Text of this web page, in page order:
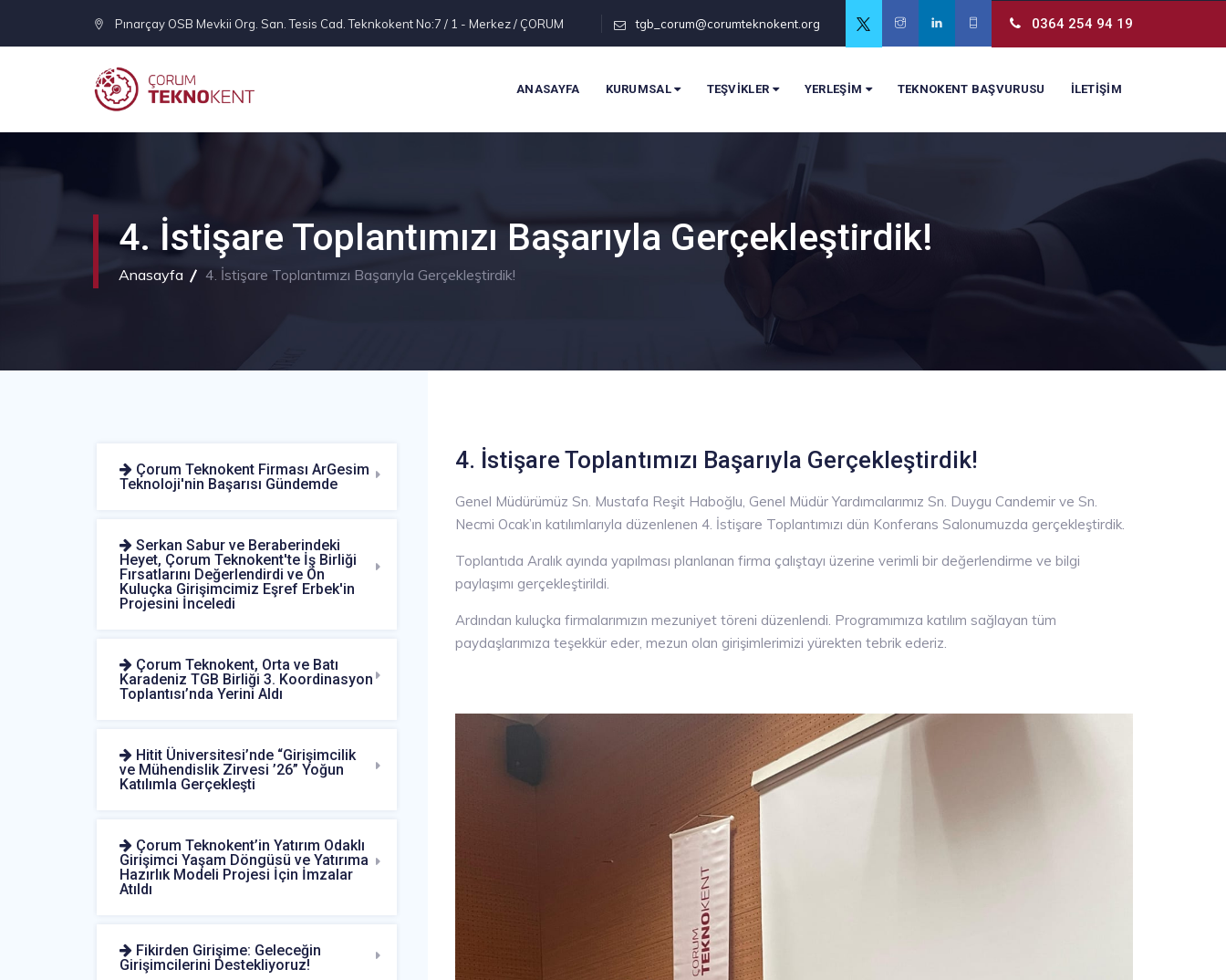
Pınarçay OSB Mevkii Org. San. Tesis Cad. Teknkokent No:7 / 1 - Merkez / ÇORUM tgb_corum@corumteknokent.org 0364 254 94 19
ANASAYFA KURUMSAL TEŞVİKLER YERLEŞİM TEKNOKENT BAŞVURUSU İLETİŞİM
4. İstişare Toplantımızı Başarıyla Gerçekleştirdik!
Anasayfa 4. İstişare Toplantımızı Başarıyla Gerçekleştirdik!
Çorum Teknokent Firması ArGesim
Teknoloji'nin Başarısı Gündemde
Serkan Sabur ve Beraberindeki
Heyet, Çorum Teknokent'te İş Birliği
Fırsatlarını Değerlendirdi ve Ön
Kuluçka Girişimcimiz Eşref Erbek'in
Projesini İnceledi
Çorum Teknokent, Orta ve Batı
Karadeniz TGB Birliği 3. Koordinasyon
Toplantısı’nda Yerini Aldı
Hitit Üniversitesi’nde “Girişimcilik
ve Mühendislik Zirvesi ’26” Yoğun
Katılımla Gerçekleşti
Çorum Teknokent’in Yatırım Odaklı
Girişimci Yaşam Döngüsü ve Yatırıma
Hazırlık Modeli Projesi İçin İmzalar
Atıldı
Fikirden Girişime: Geleceğin
Girişimcilerini Destekliyoruz!
4. İstişare Toplantımızı Başarıyla Gerçekleştirdik!
Genel Müdürümüz Sn. Mustafa Reşit Haboğlu, Genel Müdür Yardımcılarımız Sn. Duygu Candemir ve Sn.
Necmi Ocak’ın katılımlarıyla düzenlenen 4. İstişare Toplantımızı dün Konferans Salonumuzda gerçekleştirdik.
Toplantıda Aralık ayında yapılması planlanan firma çalıştayı üzerine verimli bir değerlendirme ve bilgi
paylaşımı gerçekleştirildi.
Ardından kuluçka firmalarımızın mezuniyet töreni düzenlendi. Programımıza katılım sağlayan tüm
paydaşlarımıza teşekkür eder, mezun olan girişimlerimizi yürekten tebrik ederiz.